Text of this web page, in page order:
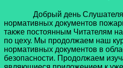
Добрый день Слушателям
нормативных документов
также постоянным Читателям
по цеху. Мы продолжаем наш
нормативных документов в
безопасности. Продолжаем